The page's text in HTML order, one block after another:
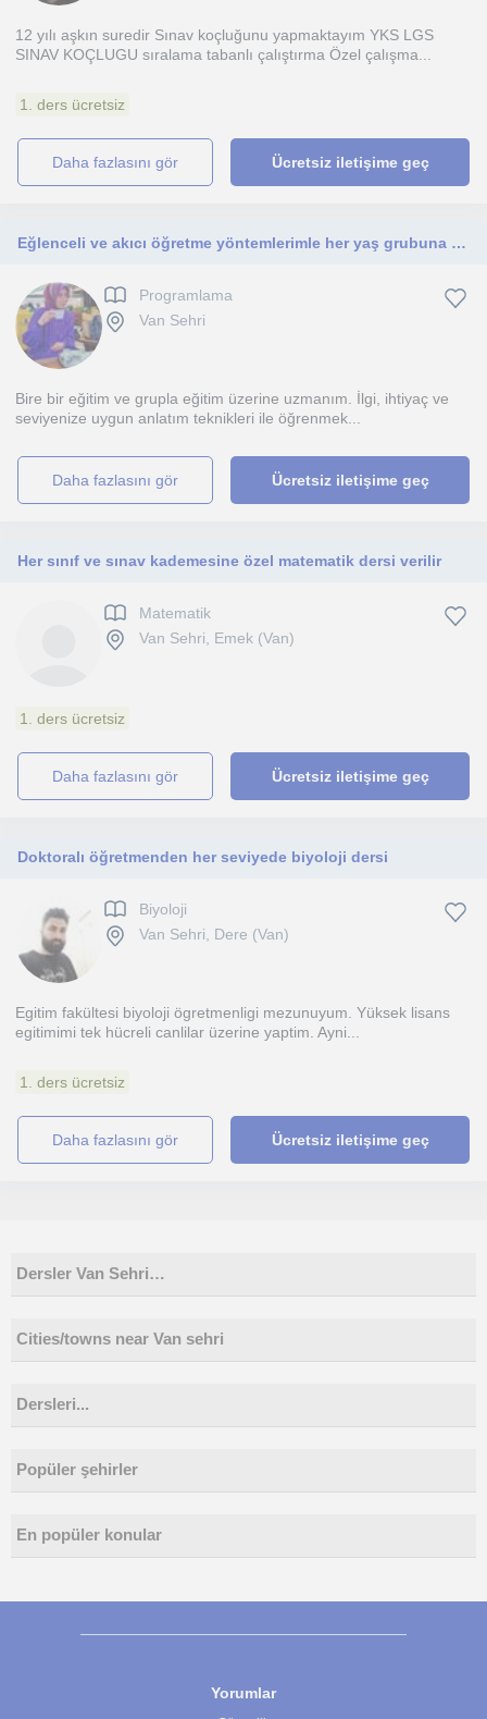
12 yılı aşkın suredir Sınav koçluğunu yapmaktayım YKS LGS
SINAV KOÇLUGU sıralama tabanlı çalıştırma Özel çalışma...
1. ders ücretsiz
daha fazlasını gör Ücretsiz iletişime geç
Eğlenceli ve akıcı öğretme yöntemlerimle her yaş grubuna eğitim veriyorum.
Programlama
Van Sehri
Bire bir eğitim ve grupla eğitim üzerine uzmanım. İlgi, ihtiyaç ve
seviyenize uygun anlatım teknikleri ile öğrenmek...
daha fazlasını gör Ücretsiz iletişime geç
Her sınıf ve sınav kademesine özel matematik dersi verilir
Matematik
Van Sehri, Emek (Van)
1. ders ücretsiz
daha fazlasını gör Ücretsiz iletişime geç
Doktoralı öğretmenden her seviyede biyoloji dersi
Biyoloji
Van Sehri, Dere (Van)
Egitim fakültesi biyoloji ögretmenligi mezunuyum. Yüksek lisans
egitimimi tek hücreli canlilar üzerine yaptim. Ayni...
1. ders ücretsiz
daha fazlasını gör Ücretsiz iletişime geç
Dersler Van Sehri…
Cities/towns near Van sehri
Dersleri...
Popüler şehirler
En popüler konular
Yorumlar